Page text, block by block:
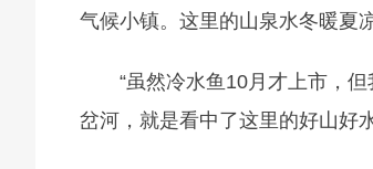
气候小镇。这里的山泉水冬暖夏
“虽然冷水鱼10月才上市，
岔河，就是看中了这里的好山好